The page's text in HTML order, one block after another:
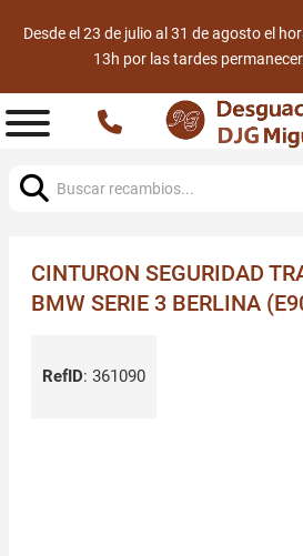
Desde el 23 de julio al 31 de agosto el
13h por las tardes
CINTURON SEGURIDAD
BMW SERIE 3 BERLINA
RefID: 361090